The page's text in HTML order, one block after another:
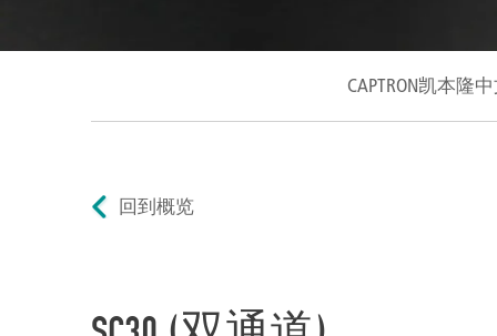
CAPTRON凯本隆
回到概览